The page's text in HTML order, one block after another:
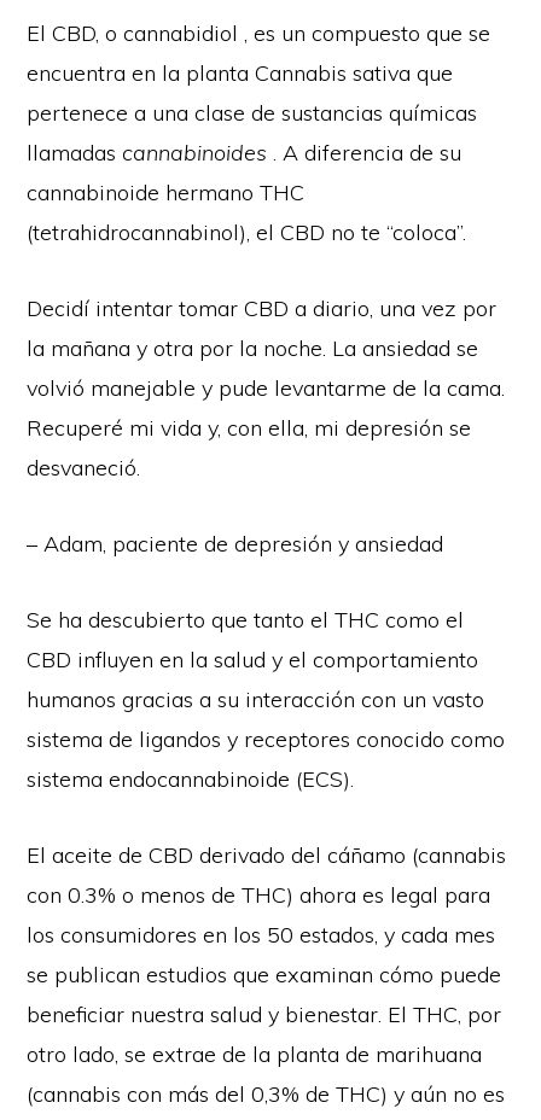
El CBD, o cannabidiol , es un compuesto que se
encuentra en la planta Cannabis sativa que
pertenece a una clase de sustancias químicas
llamadas cannabinoides . A diferencia de su
cannabinoide hermano THC
(tetrahidrocannabinol), el CBD no te “coloca”.
Decidí intentar tomar CBD a diario, una vez por
la mañana y otra por la noche. La ansiedad se
volvió manejable y pude levantarme de la cama.
Recuperé mi vida y, con ella, mi depresión se
desvaneció.
– Adam, paciente de depresión y ansiedad
Se ha descubierto que tanto el THC como el
CBD influyen en la salud y el comportamiento
humanos gracias a su interacción con un vasto
sistema de ligandos y receptores conocido como
sistema endocannabinoide (ECS).
El aceite de CBD derivado del cáñamo (cannabis
con 0.3% o menos de THC) ahora es legal para
los consumidores en los 50 estados, y cada mes
se publican estudios que examinan cómo puede
beneficiar nuestra salud y bienestar. El THC, por
otro lado, se extrae de la planta de marihuana
(cannabis con más del 0,3% de THC) y aún no es